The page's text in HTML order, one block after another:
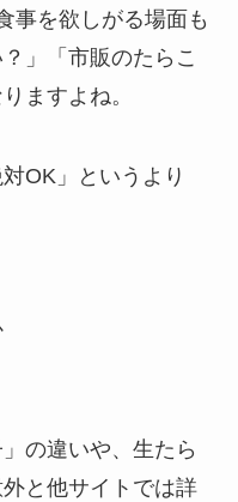
事を欲しがる場面も
」「市販のたらこ
ますよね。
OK」というより
の違いや、生たら
と他サイトでは詳